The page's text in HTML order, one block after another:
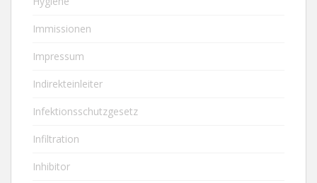
Immissionen
Impressum
Indirekteinleiter
Infektionsschutzgesetz
Infiltration
Inhibitor